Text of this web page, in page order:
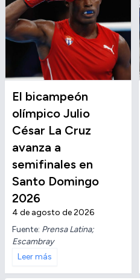
El bicampeón
olímpico Julio
César La Cruz
avanza a
semifinales en
Santo Domingo
2026
4 de agosto de 2026
Fuente: Prensa Latina;
Escambray
Leer más